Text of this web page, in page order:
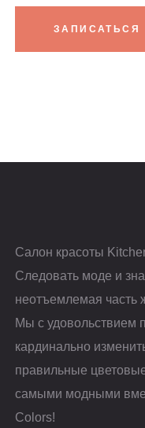
ЗАПИСАТЬСЯ
Салон красоты
Следовать моде и
неотъемлемая часть
Мы с удовольствием
кардинально
правильные
самыми модными
Colors!